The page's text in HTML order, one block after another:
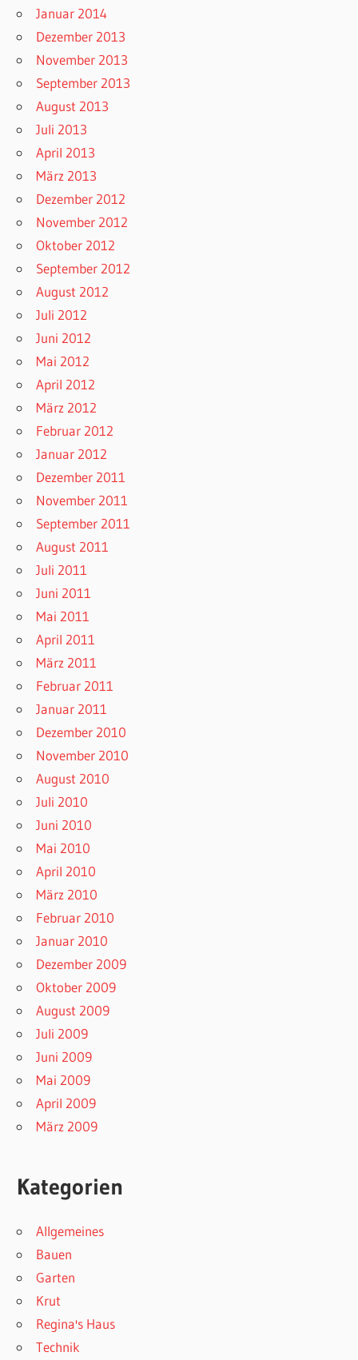
Januar 2014
Dezember 2013
November 2013
September 2013
August 2013
Juli 2013
April 2013
März 2013
Dezember 2012
November 2012
Oktober 2012
September 2012
August 2012
Juli 2012
Juni 2012
Mai 2012
April 2012
März 2012
Februar 2012
Januar 2012
Dezember 2011
November 2011
September 2011
August 2011
Juli 2011
Juni 2011
Mai 2011
April 2011
März 2011
Februar 2011
Januar 2011
Dezember 2010
November 2010
August 2010
Juli 2010
Juni 2010
Mai 2010
April 2010
März 2010
Februar 2010
Januar 2010
Dezember 2009
Oktober 2009
August 2009
Juli 2009
Juni 2009
Mai 2009
April 2009
März 2009
Kategorien
Allgemeines
Bauen
Garten
Krut
Regina's Haus
Technik